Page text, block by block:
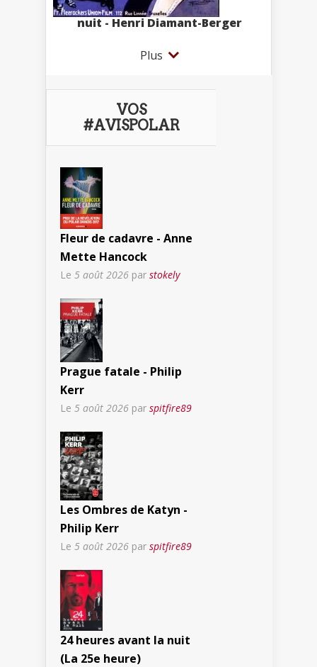
nuit - Henri Diamant-Berger
Plus
VOS
#AVISPOLAR
Fleur de cadavre - Anne
Mette Hancock
Le 5 août 2026 par stokely
Prague fatale - Philip
Kerr
Le 5 août 2026 par spitfire89
Les Ombres de Katyn -
Philip Kerr
Le 5 août 2026 par spitfire89
24 heures avant la nuit
(La 25e heure)